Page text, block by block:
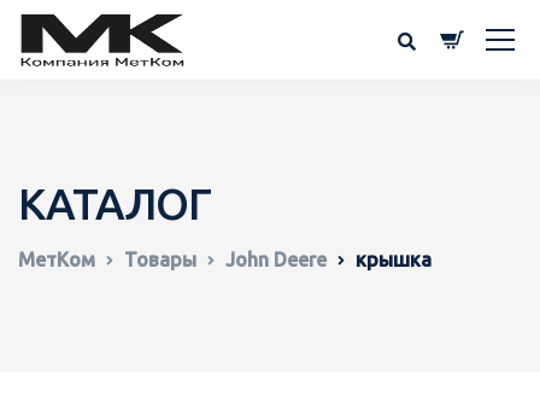
КАТАЛОГ
МетКом Товары John Deere крышка